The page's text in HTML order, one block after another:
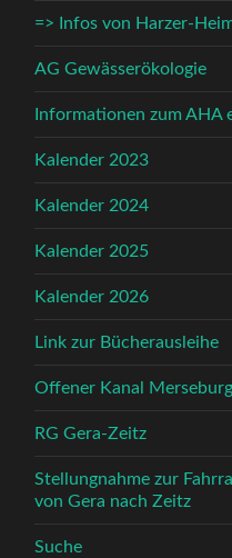
=> Infos von Harzer-
AG Gewässerökologie
Informationen zum AHA
Kalender 2023
Kalender 2024
Kalender 2025
Kalender 2026
Link zur Bücherausleihe
Offener Kanal
RG Gera-Zeitz
Stellungnahme zur
von Gera nach Zeitz
Suche